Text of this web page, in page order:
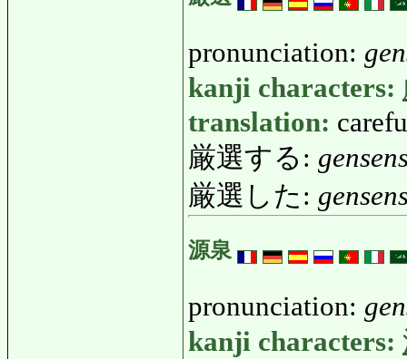
pronunciation:
kanji characters:
translation:
厳選する:
厳選した:
源泉
pronunciation:
kanji characters: